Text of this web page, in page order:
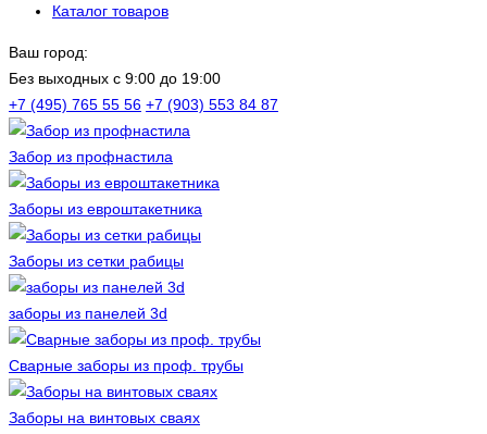
Каталог товаров
Ваш город:
Без выходных c 9:00 до 19:00
+7 (495) 765 55 56 +7 (903) 553 84 87
Забор из профнастила
Заборы из евроштакетника
Заборы из сетки рабицы
заборы из панелей 3d
Сварные заборы из проф. трубы
Заборы на винтовых сваях